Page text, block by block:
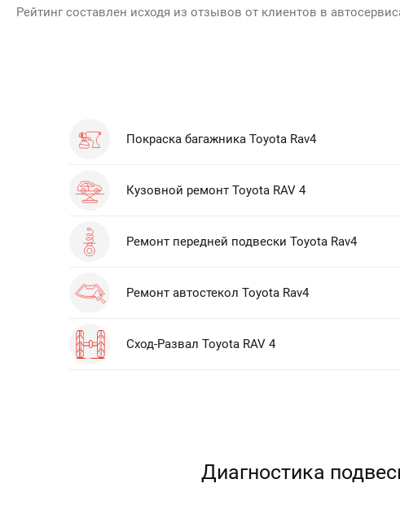
Рейтинг составлен исходя из отзывов от клиентов в
Покраска багажника Toyota Rav4
Кузовной ремонт Toyota RAV 4
Ремонт передней подвески Toyota Rav4
Ремонт автостекол Toyota Rav4
Сход-Развал Toyota RAV 4
Диагностика